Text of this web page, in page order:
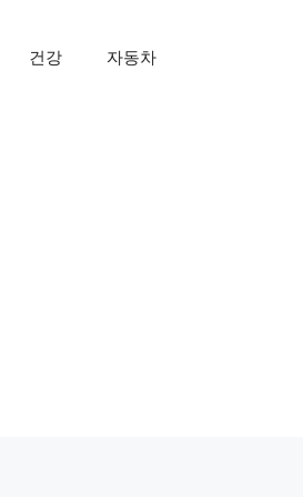
건강 자동차